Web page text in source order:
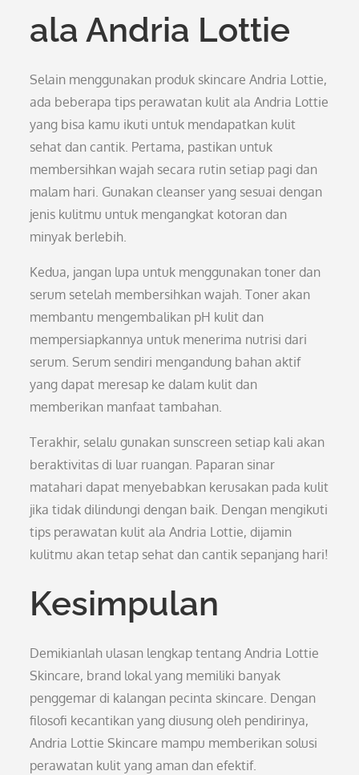
ala Andria Lottie
Selain menggunakan produk skincare Andria Lottie,
ada beberapa tips perawatan kulit ala Andria Lottie
yang bisa kamu ikuti untuk mendapatkan kulit
sehat dan cantik. Pertama, pastikan untuk
membersihkan wajah secara rutin setiap pagi dan
malam hari. Gunakan cleanser yang sesuai dengan
jenis kulitmu untuk mengangkat kotoran dan
minyak berlebih.
Kedua, jangan lupa untuk menggunakan toner dan
serum setelah membersihkan wajah. Toner akan
membantu mengembalikan pH kulit dan
mempersiapkannya untuk menerima nutrisi dari
serum. Serum sendiri mengandung bahan aktif
yang dapat meresap ke dalam kulit dan
memberikan manfaat tambahan.
Terakhir, selalu gunakan sunscreen setiap kali akan
beraktivitas di luar ruangan. Paparan sinar
matahari dapat menyebabkan kerusakan pada kulit
jika tidak dilindungi dengan baik. Dengan mengikuti
tips perawatan kulit ala Andria Lottie, dijamin
kulitmu akan tetap sehat dan cantik sepanjang hari!
Kesimpulan
Demikianlah ulasan lengkap tentang Andria Lottie
Skincare, brand lokal yang memiliki banyak
penggemar di kalangan pecinta skincare. Dengan
filosofi kecantikan yang diusung oleh pendirinya,
Andria Lottie Skincare mampu memberikan solusi
perawatan kulit yang aman dan efektif.